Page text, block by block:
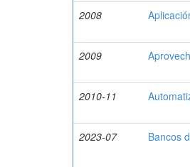
2008
2009
2010-11
2023-07
Bancos